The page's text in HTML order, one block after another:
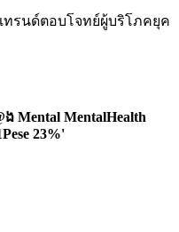
เทรนด์ตอบโจทย์ผู้บริโภคยุค